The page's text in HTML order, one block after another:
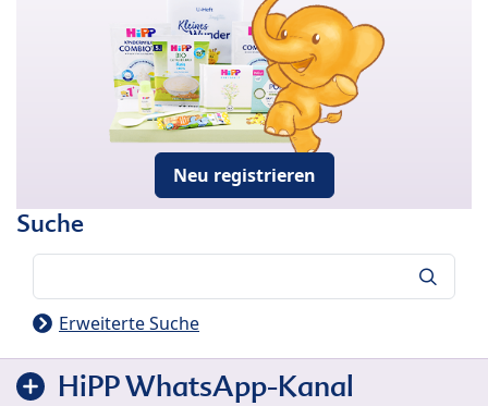
Neu registrieren
Suche
Erweiterte Suche
HiPP WhatsApp-Kanal